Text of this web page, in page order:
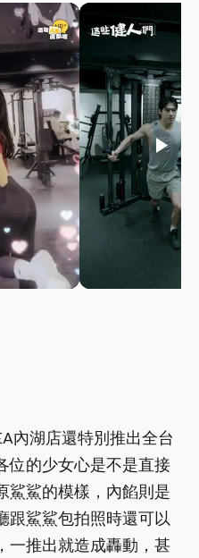
play_arrow
內湖店還特別推出全台
位的少女心是不是直接
鯊鯊的模樣，內餡則是
跟鯊鯊包拍照時還可以
一推出就造成轟動，甚